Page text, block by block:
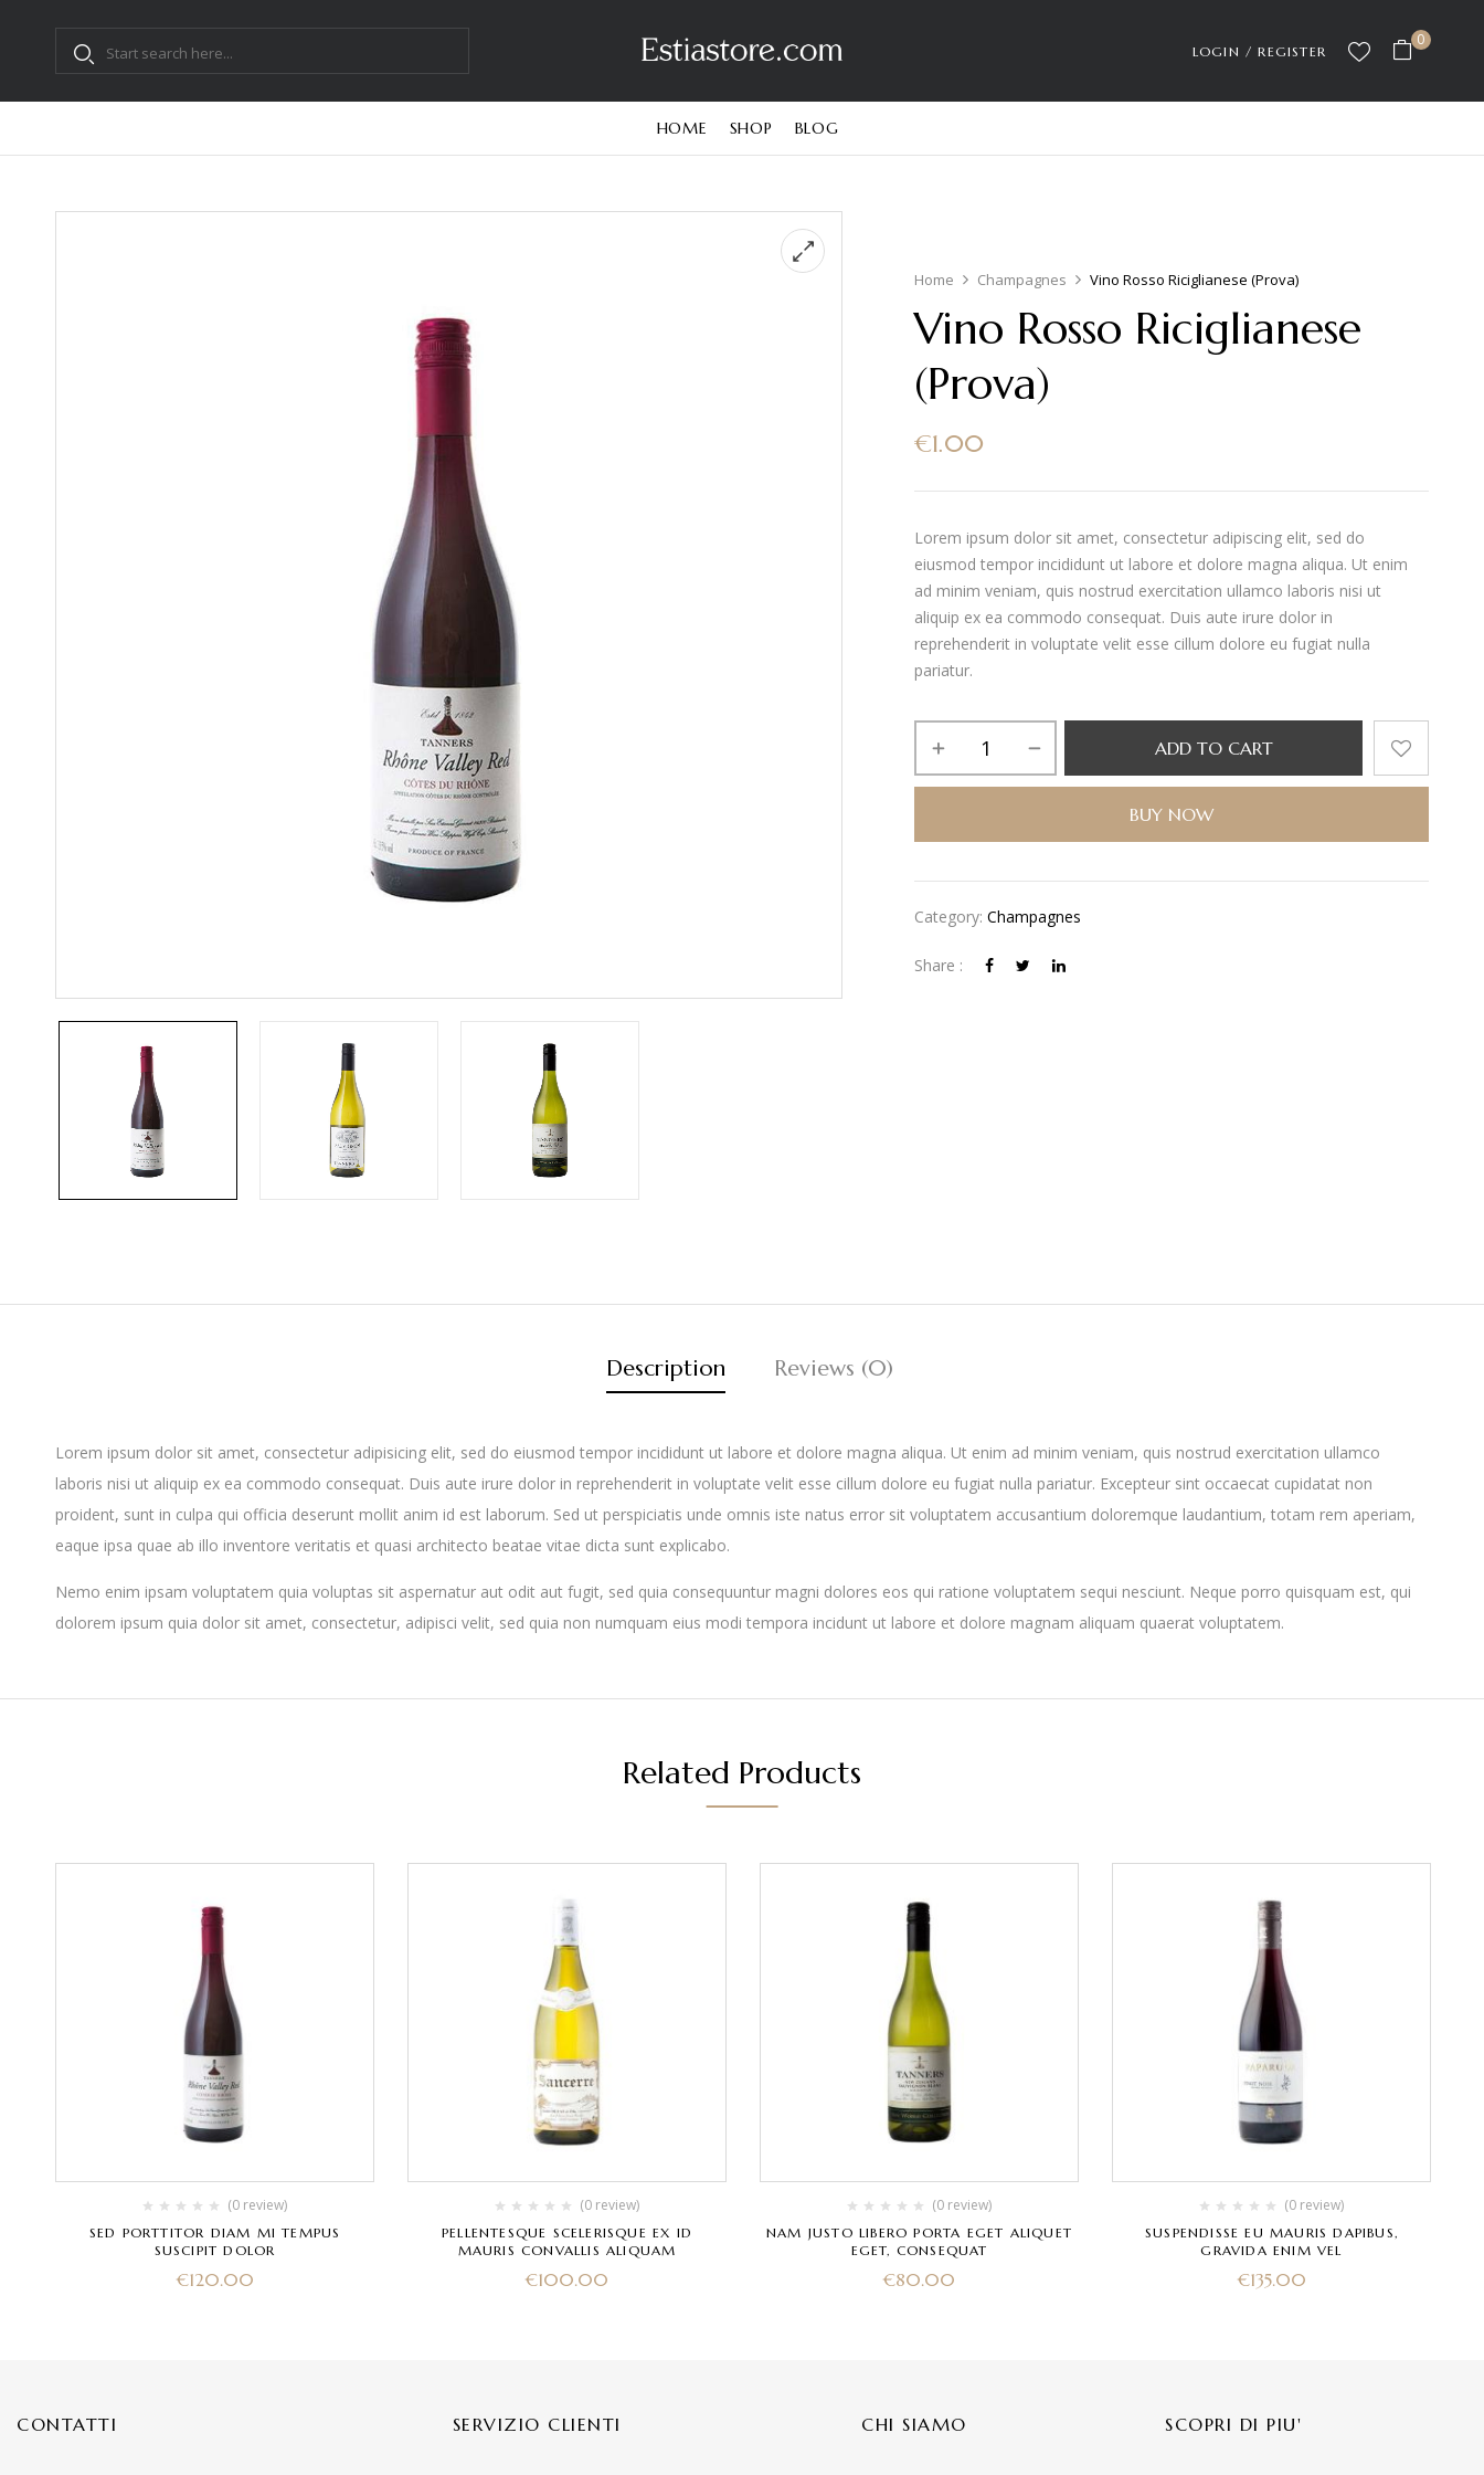
LOGIN / REGISTER
0
HOME SHOP BLOG
Home Champagnes Vino Rosso Riciglianese (Prova)
Vino Rosso Riciglianese
(Prova)
€1.00
Lorem ipsum dolor sit amet, consectetur adipiscing elit, sed do
eiusmod tempor incididunt ut labore et dolore magna aliqua. Ut enim
ad minim veniam, quis nostrud exercitation ullamco laboris nisi ut
aliquip ex ea commodo consequat. Duis aute irure dolor in
reprehenderit in voluptate velit esse cillum dolore eu fugiat nulla
pariatur.
ADD TO CART
BUY NOW
Category:Champagnes
Share :
Description Reviews (0)
Lorem ipsum dolor sit amet, consectetur adipisicing elit, sed do eiusmod tempor incididunt ut labore et dolore magna aliqua. Ut enim ad minim veniam, quis nostrud exercitation ullamco
laboris nisi ut aliquip ex ea commodo consequat. Duis aute irure dolor in reprehenderit in voluptate velit esse cillum dolore eu fugiat nulla pariatur. Excepteur sint occaecat cupidatat non
proident, sunt in culpa qui officia deserunt mollit anim id est laborum. Sed ut perspiciatis unde omnis iste natus error sit voluptatem accusantium doloremque laudantium, totam rem aperiam,
eaque ipsa quae ab illo inventore veritatis et quasi architecto beatae vitae dicta sunt explicabo.
Nemo enim ipsam voluptatem quia voluptas sit aspernatur aut odit aut fugit, sed quia consequuntur magni dolores eos qui ratione voluptatem sequi nesciunt. Neque porro quisquam est, qui
dolorem ipsum quia dolor sit amet, consectetur, adipisci velit, sed quia non numquam eius modi tempora incidunt ut labore et dolore magnam aliquam quaerat voluptatem.
Related Products
(0 review)
SED PORTTITOR DIAM MI TEMPUS
SUSCIPIT DOLOR
€120.00
(0 review)
PELLENTESQUE SCELERISQUE EX ID
MAURIS CONVALLIS ALIQUAM
€100.00
(0 review)
NAM JUSTO LIBERO PORTA EGET ALIQUET
EGET, CONSEQUAT
€80.00
(0 review)
SUSPENDISSE EU MAURIS DAPIBUS,
GRAVIDA ENIM VEL
€135.00
CONTATTI SERVIZIO CLIENTI CHI SIAMO SCOPRI DI PIU'